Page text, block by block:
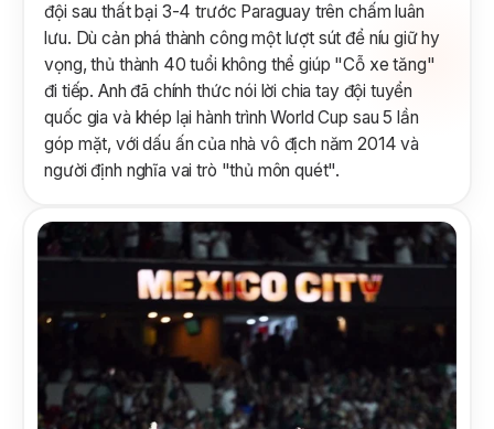
đội sau thất bại 3-4 trước Paraguay trên chấm luân
lưu. Dù cản phá thành công một lượt sút để níu giữ hy
vọng, thủ thành 40 tuổi không thể giúp "Cỗ xe tăng"
đi tiếp. Anh đã chính thức nói lời chia tay đội tuyển
quốc gia và khép lại hành trình World Cup sau 5 lần
góp mặt, với dấu ấn của nhà vô địch năm 2014 và
người định nghĩa vai trò "thủ môn quét".